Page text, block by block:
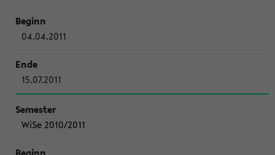
04.04.2011
15.07.2011
WiSe 2010/2011